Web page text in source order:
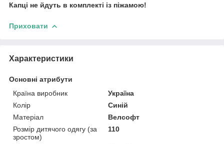
Капці не йдуть в комплекті із піжамою!
Приховати
Характеристики
Основні атрибути
Країна виробник
Україна
Колір
Синій
Матеріал
Велсофт
Розмір дитячого одягу (за
зростом)
110